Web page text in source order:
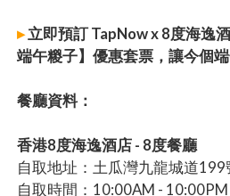
▸立即預訂 TapNow x 8度海逸
端午糉子】優惠套票，讓今個端
餐廳資料：
香港8度海逸酒店 - 8度餐廳
自取地址：土瓜灣九龍城道199
自取時間：10:00AM - 10:00PM